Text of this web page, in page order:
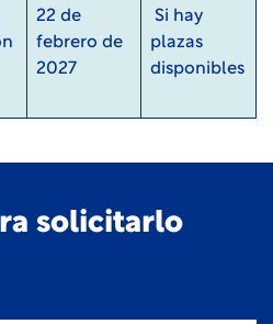
22 de
febrero de
2027
Si hay
plazas
disponibles
solicitarlo